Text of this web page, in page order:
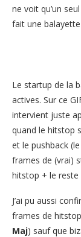
ne voit qu’un
fait une
Le startup de la
actives. Sur ce
intervient juste
quand le hitstop
et le pushback
frames de (vrai)
hitstop + le reste
J’ai pu aussi
frames de
Maj) sauf que